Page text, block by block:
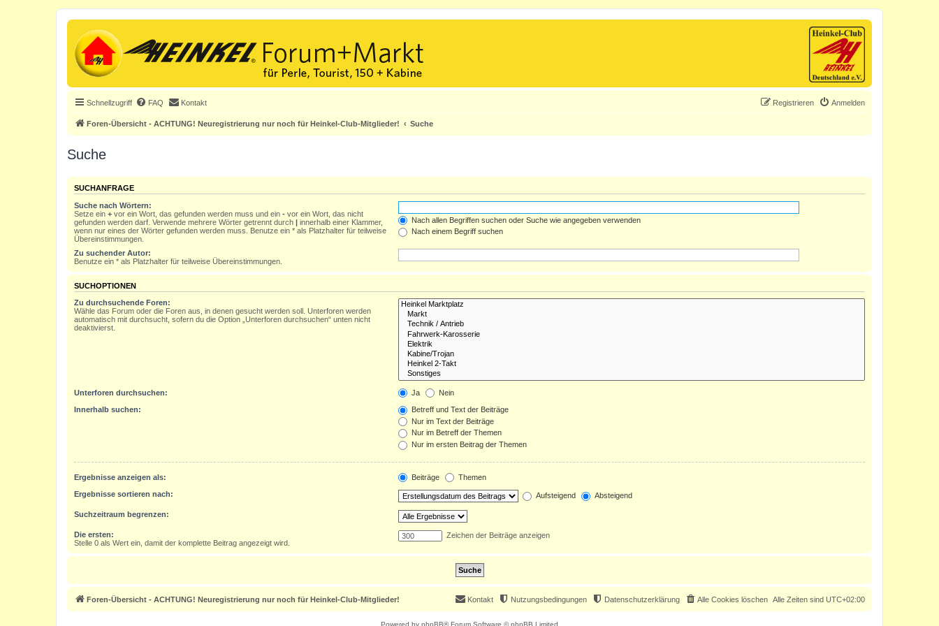
Schnellzugriff FAQ Kontakt Anmelden
Registrieren
Foren-Übersicht - ACHTUNG! Neuregistrierung nur noch für Heinkel-Club-Mitglieder! Suche
Suche
SUCHANFRAGE
Suche nach Wörtern:
Setze ein + vor ein Wort, das gefunden werden muss und ein - vor ein Wort, das nicht
gefunden werden darf. Verwende mehrere Wörter getrennt durch | innerhalb einer Klammer,
wenn nur eines der Wörter gefunden werden muss. Benutze ein * als Platzhalter für teilweise
Übereinstimmungen.
Nach allen Begriffen suchen oder Suche wie angegeben verwenden
Nach einem Begriff suchen
Zu suchender Autor:
Benutze ein * als Platzhalter für teilweise Übereinstimmungen.
SUCHOPTIONEN
Zu durchsuchende Foren:
Wähle das Forum oder die Foren aus, in denen gesucht werden soll. Unterforen werden
automatisch mit durchsucht, sofern du die Option „Unterforen durchsuchen“ unten nicht
deaktivierst.
Unterforen durchsuchen: Ja Nein
Innerhalb suchen:
Betreff und Text der Beiträge
Nur im Text der Beiträge
Nur im Betreff der Themen
Nur im ersten Beitrag der Themen
Ergebnisse anzeigen als: Beiträge Themen
Ergebnisse sortieren nach: Aufsteigend Absteigend
Suchzeitraum begrenzen:
Die ersten:
Stelle 0 als Wert ein, damit der komplette Beitrag angezeigt wird.
Zeichen der Beiträge anzeigen
Foren-Übersicht - ACHTUNG! Neuregistrierung nur noch für Heinkel-Club-Mitglieder! Alle Zeiten sind UTC+02:00
Alle Cookies löschen
Datenschutzerklärung
Nutzungsbedingungen
Kontakt
Powered by phpBB® Forum Software © phpBB Limited